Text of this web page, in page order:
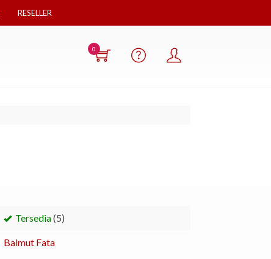
RESELLER
0
Tersedia(5)
Balmut Fata